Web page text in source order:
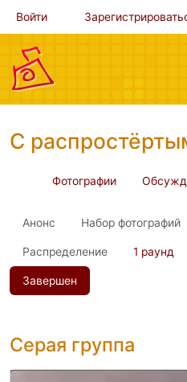
Войти
С
Фотографии
Анонс Набор фотографий
Распределение 1 раунд
Завершен
Серая группа